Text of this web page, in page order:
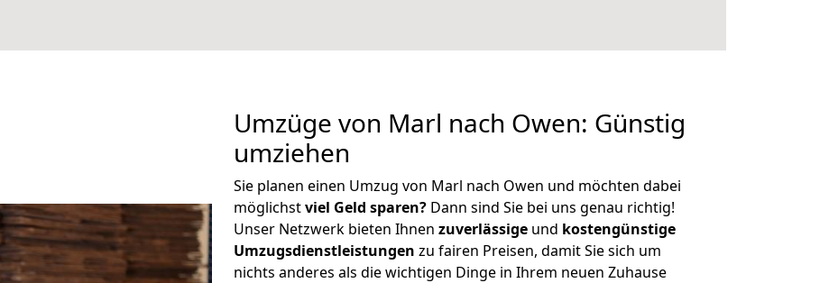
Umzüge von Marl nach Owen: Günstig
umziehen
Sie planen einen Umzug von Marl nach Owen und möchten dabei
möglichstviel Geld sparen? Dann sind Sie bei uns genau richtig!
Unser Netzwerk bieten Ihnen zuverlässige und kostengünstige
Umzugsdienstleistungen zu fairen Preisen, damit Sie sich um
nichts anderes als die wichtigen Dinge in Ihrem neuen Zuhause